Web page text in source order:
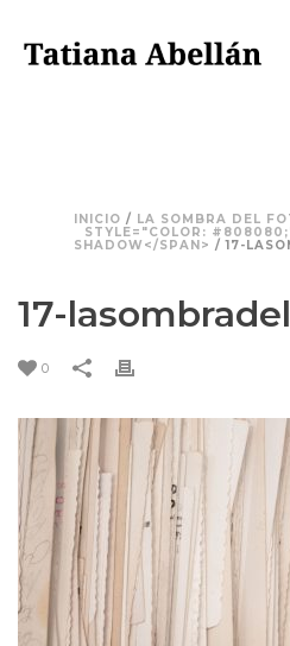
INICIO / LA SOMBRA DEL
STYLE="COLOR:
SHADOW</SPAN> / 17-
17-
0